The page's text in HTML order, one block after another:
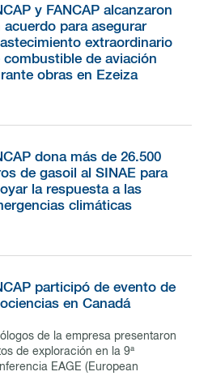
INFORMACIÓN PÚBLICA
y FANCAP alcanzaron
acuerdo para asegurar
extraordinario
combustible de aviación
obras en Ezeiza
dona más de 26.500
de gasoil al SINAE para
la respuesta a las
climáticas
participó de evento de
en Canadá
de la empresa presentaron
de exploración en la 9ª
EAGE (European